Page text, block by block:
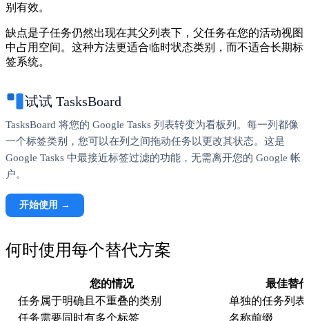
别有效。
缺点是子任务仍然出现在其父列表下，父任务在您的活动视图
中占用空间。这种方法更适合临时状态类别，而不适合长期标
签系统。
试试 TasksBoard
TasksBoard 将您的 Google Tasks 列表转变为看板列。每一列都像
一个标签类别，您可以在列之间拖动任务以更改其状态。这是
Google Tasks 中最接近标签过滤的功能，无需离开您的 Google 帐
户。
开始使用 →
何时使用每个替代方案
您的情况
最佳替
任务属于明确且不重叠的类别
单独的任务列表
任务需要同时有多个标签
名称前缀